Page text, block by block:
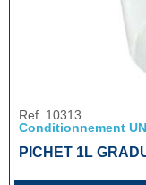
Ref. 10313
Conditionnement
PICHET 1L